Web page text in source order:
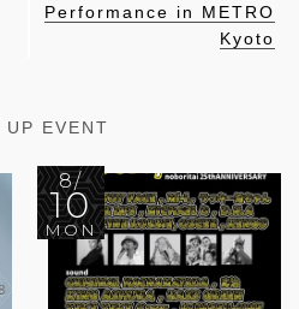
Performance in METRO
Kyoto
UP EVENT
8/
10
MON